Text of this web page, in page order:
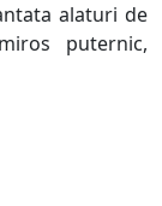
alaturi de
puternic,